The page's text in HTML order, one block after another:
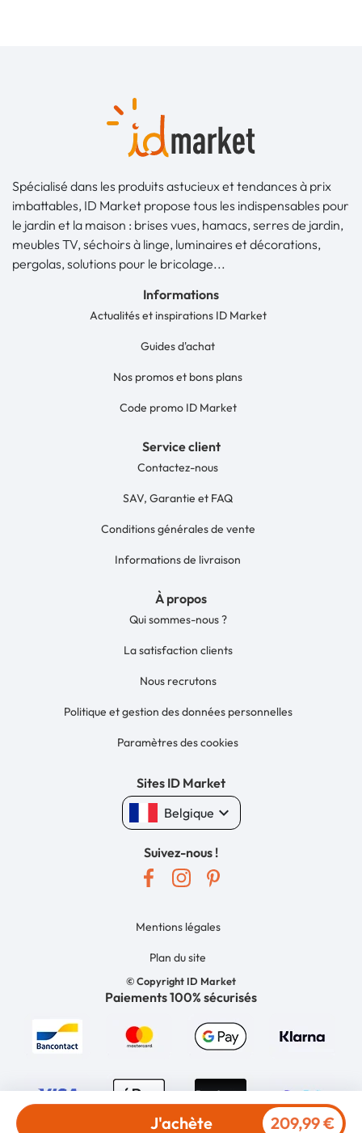
J'achète 209,99 €
Spécialisé dans les produits astucieux et tendances à prix
imbattables, ID Market propose tous les indispensables pour
le jardin et la maison : brises vues, hamacs, serres de jardin,
meubles TV, séchoirs à linge, luminaires et décorations,
pergolas, solutions pour le bricolage...
Informations
Actualités et inspirations ID Market
Guides d'achat
Nos promos et bons plans
Code promo ID Market
Service client
Contactez-nous
SAV, Garantie et FAQ
Conditions générales de vente
Informations de livraison
À propos
Qui sommes-nous ?
La satisfaction clients
Nous recrutons
Politique et gestion des données personnelles
Paramètres des cookies
Sites ID Market
Belgique keyboard_arrow_down
Suivez-nous !
© Copyright ID Market
Mentions légales
Plan du site
Paiements 100% sécurisés